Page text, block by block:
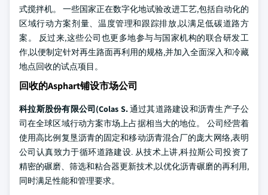
式搅拌机。 一些国家正在数字化地试验改进工艺,包括自动化的
区域行动方案剂量、温度管理和跟踪排放,以满足低碳道路方
案。 反过来,这些公司也更多地参与与国家机构的联合研发工
作,以便制定针对再生路面再利用的规格,并加入全面深入和冷藏
地点回收的试点项目。
回收的Asphart铺设市场公司
科拉斯股份有限公司(Colas S.通过其道路建设和沥青生产子公
司在全球区域行动方案市场上占据相当大的地位。 公司经营着
使用高比例复垦沥青的固定和移动沥青混合厂的庞大网络,表明
公司认真致力于循环道路建设. 从技术上讲,科拉斯公司投资了
精密的碾磨、筛选和粘合器更新技术,以优化沥青碾磨的再利用,
同时满足性能和管理要求。